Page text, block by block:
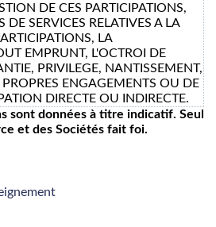
DE CES PARTICIPATIONS,
DE SERVICES RELATIVES A LA
LA
EMPRUNT, L'OCTROI DE
PRIVILEGE, NANTISSEMENT,
ENGAGEMENTS OU DE
DIRECTE OU INDIRECTE.
sont données à titre indicatif. Seul
et des Sociétés fait foi.